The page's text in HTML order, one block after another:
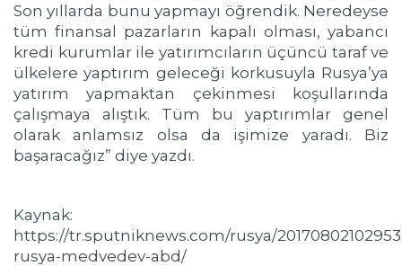
Son yıllarda bunu yapmayı öğrendik. Neredeyse
tüm finansal pazarların kapalı olması, yabancı
kredi kurumlar ile yatırımcıların üçüncü taraf ve
ülkelere yaptırım geleceği korkusuyla Rusya’ya
yatırım yapmaktan çekinmesi koşullarında
çalışmaya alıştık. Tüm bu yaptırımlar genel
olarak anlamsız olsa da işimize yaradı. Biz
başaracağız” diye yazdı.
Kaynak:
https://tr.sputniknews.com/rusya/
rusya-medvedev-abd/